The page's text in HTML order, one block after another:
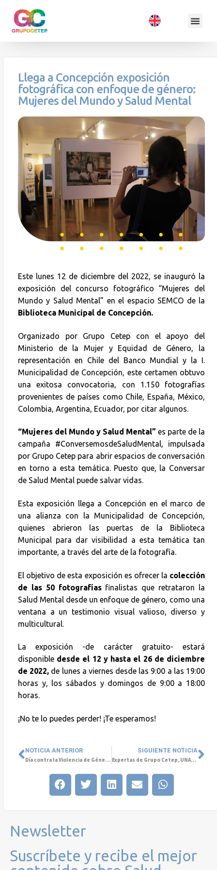
Llega a Concepción exposición
fotográfica con enfoque de género:
Mujeres del Mundo y Salud Mental
Este lunes 12 de diciembre del 2022, se inauguró la
exposición del concurso fotográfico “Mujeres del
Mundo y Salud Mental” en el espacio SEMCO de la
Biblioteca Municipal de Concepción.
Organizado por Grupo Cetep con el apoyo del
Ministerio de la Mujer y Equidad de Género, la
representación en Chile del Banco Mundial y la I.
Municipalidad de Concepción, este certamen obtuvo
una exitosa convocatoria, con 1.150 fotografías
provenientes de países como Chile, España, México,
Colombia, Argentina, Ecuador, por citar algunos.
“Mujeres del Mundo y Salud Mental” es parte de la
campaña #ConversemosdeSaludMental, impulsada
por Grupo Cetep para abrir espacios de conversación
en torno a esta temática. Puesto que, la Conversar
de Salud Mental puede salvar vidas.
Esta exposición llega a Concepción en el marco de
una alianza con la Municipalidad de Concepción,
quienes abrieron las puertas de la Biblioteca
Municipal para dar visibilidad a esta temática tan
importante, a través del arte de la fotografía.
El objetivo de esta exposición es ofrecer la colección
de las 50 fotografíasfinalistas que retrataron la
Salud Mental desde un enfoque de género, como una
ventana a un testimonio visual valioso, diverso y
multicultural.
La exposición -de carácter gratuito- estará
disponible desde el 12 y hasta el 26 de diciembre
de 2022, de lunes a viernes desde las 9:00 a las 19:00
horas y, los sábados y domingos de 9:00 a 18:00
horas.
¡No te lo puedes perder! ¡Te esperamos!
NOTICIA ANTERIOR
Día contra la Violencia de Género: Hasta la fecha se registraron 33 femicidios consumados y 140 frustrados
SIGUIENTE NOTICIA
Expertas de Grupo Cetep, UNAB y Banco Mundial analizarán la violencia de género y la Salud Mental por el 8M.
Newsletter
Suscríbete y recibe el mejor